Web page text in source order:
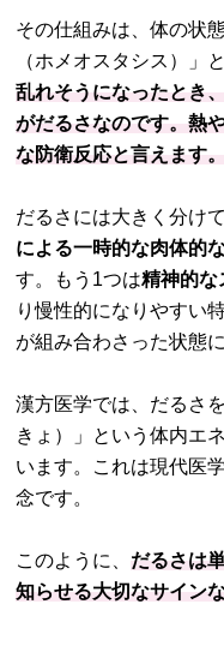
その仕組みは、体の状
（ホメオスタシス）」
乱れそうになったとき
がだるさなのです。熱
な防衛反応と言えます。
だるさには大きく分け
による一時的な肉体的
す。もう1つは精神的な
り慢性的になりやすい
が組み合わさった状態
漢方医学では、だるさ
きょ）」という体内エ
います。これは現代医
念です。
このように、 だるさは
知らせる大切なサイン